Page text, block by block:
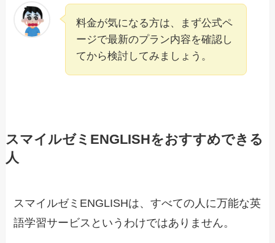
料金が気になる方は、まず公式ペ
ージで最新のプラン内容を確認し
てから検討してみましょう。
スマイルゼミENGLISHをおすすめできる
人
スマイルゼミENGLISHは、すべての人に万能な英
語学習サービスというわけではありません。